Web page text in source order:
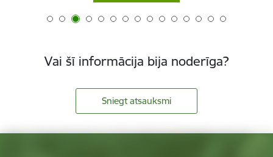
Vai šī informācija bija noderīga?
Sniegt atsauksmi